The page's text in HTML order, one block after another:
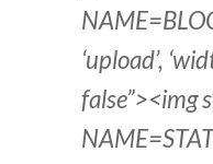
‘upload’,
false”><img